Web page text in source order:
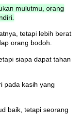
mulutmu, orang
tetapi lebih berat
orang bodoh.
siapa dapat tahan
pada kasih yang
baik, tetapi seorang